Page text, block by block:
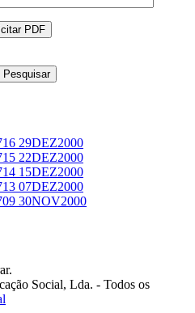
Pesquisar
29DEZ2000
22DEZ2000
15DEZ2000
07DEZ2000
30NOV2000
Social, Lda. - Todos os